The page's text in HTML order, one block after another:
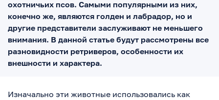
охотничьих псов. Самыми популярными из них,
конечно же, являются голден и лабрадор, но и
другие представители заслуживают не меньшего
внимания. В данной статье будут рассмотрены все
разновидности ретриверов, особенности их
внешности и характера.
Изначально эти животные использовались как